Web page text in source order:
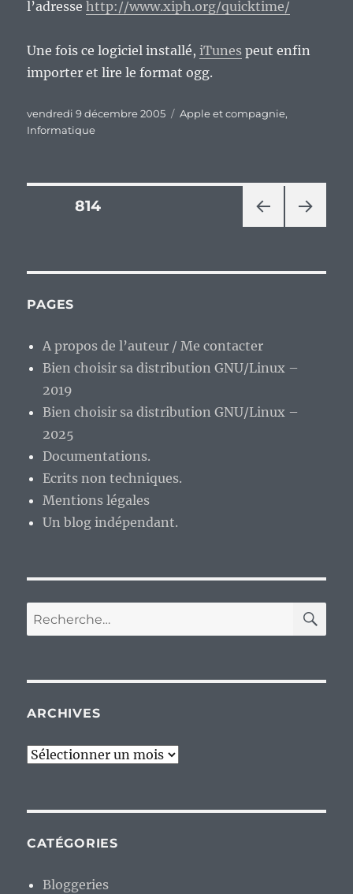
l’adressehttp://www.xiph.org/quicktime/
Une fois ce logiciel installé,iTunes peut enfin
importer et lire le format ogg.
Publié
le
vendredi 9 décembre 2005 Catégories
Apple et compagnie,
Informatique
Pagination
publications
CÉD
PAGE814
ANT
PAGES
A propos de l’auteur / Me contacter
Bien choisir sa distribution GNU/Linux –
2019
Bien choisir sa distribution GNU/Linux –
2025
Documentations.
Ecrits non techniques.
Mentions légales
Un blog indépendant.
Recherche
pour :
ARCHIVES
Archives
CATÉGORIES
Bloggeries